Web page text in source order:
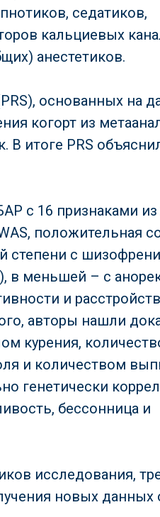
седатиков,
кальциевых
анестетиков.
основанных на
когорт из
итоге PRS
с 16 признаками из
положительная
степени с
в меньшей – с
и
авторы нашли
курения,
и количеством
генетически
бессонница и
исследования,
новых данных